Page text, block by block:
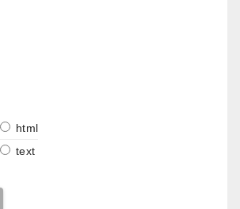
html
text